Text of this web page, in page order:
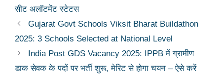
सीट अलॉटमेंट स्टेटस
Gujarat Govt Schools Viksit Bharat Buildathon
2025: 3 Schools Selected at National Level
India Post GDS Vacancy 2025: IPPB में ग्रामीण
डाक सेवक के पदों पर भर्ती शुरू, मेरिट से होगा चयन – ऐसे करें